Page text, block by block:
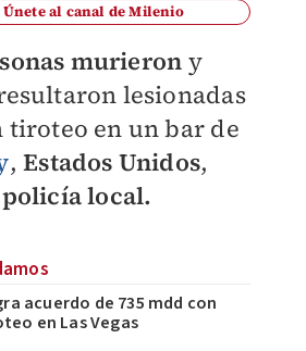
Únete al canal de Milenio
murieron y
lesionadas
tiroteo en un bar de
,Estados Unidos,
local.
acuerdo de 735 mdd con
en Las Vegas